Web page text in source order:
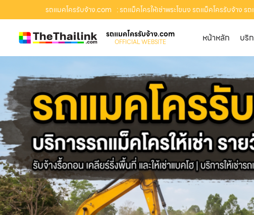
รถแมคโครรับจ้าง.com : รถแม็คโครให้เช่าพระโขนง รถแม็คโครรับจ้าง
รถแมคโครรับจ้าง.com
OFFICIAL WEBSITE หน้าหลัก บริ